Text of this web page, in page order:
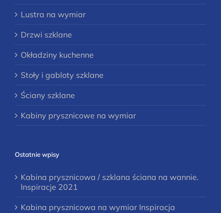
Lustra na wymiar
Drzwi szklane
Okładziny kuchenne
Stoły i gabloty szklane
Ściany szklane
Kabiny prysznicowe na wymiar
Ostatnie wpisy
Kabina prysznicowa / szklana ściana na wannie.
Inspiracje 2021
Kabina prysznicowa na wymiar Inspiracja